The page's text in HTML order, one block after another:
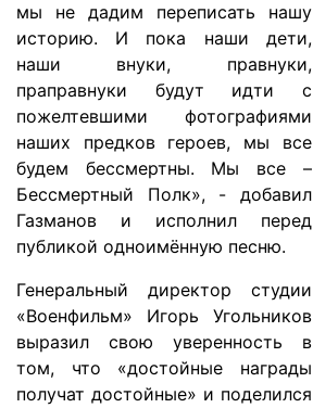
мы не дадим переписать нашу
историю. И пока наши дети,
наши внуки, правнуки,
праправнуки будут идти с
пожелтевшими фотографиями
наших предков героев, мы все
будем бессмертны. Мы все –
Бессмертный Полк», - добавил
Газманов и исполнил перед
публикой одноимённую песню.
Генеральный директор студии
«Военфильм» Игорь Угольников
выразил свою уверенность в
том, что «достойные награды
получат достойные» и поделился